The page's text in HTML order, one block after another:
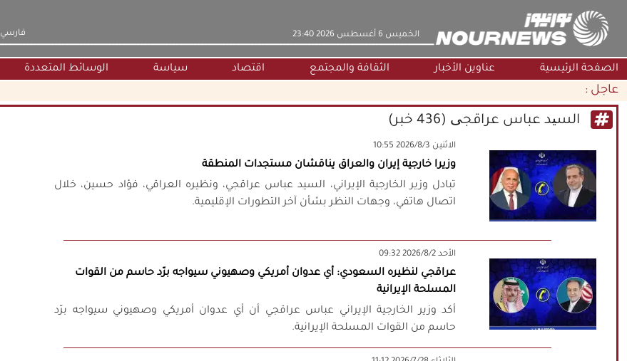
‫‫الخميس‬‬ 6 أغسطس 2026 23:40 فارسي
الصفحة الرئيسية عناوين الأخبار الثقافة والمجتمع اقتصاد سياسة الوسائط المتعددة
عاجل :
السید عباس عراقجی (436 خبر)
‫‫الاثنين‬‬ 2026/8/3 10:55
وزيرا خارجية إيران والعراق يناقشان مستجدات المنطقة
تبادل وزير الخارجية الإيراني، السيد عباس عراقجي، ونظيره العراقي، فؤاد حسين، خلال
اتصال هاتفي، وجهات النظر بشأن آخر التطورات الإقليمية.
‫‫الأحد‬‬ 2026/8/2 09:32
عراقجي لنظيره السعودي: أي عدوان أمريكي وصهيوني سيواجه برّد حاسم من القوات
المسلحة الإيرانية
أكد وزير الخارجية الإيراني عباس عراقجي أن أي عدوان أمريكي وصهيوني سيواجه برّد
حاسم من القوات المسلحة الإيرانية.